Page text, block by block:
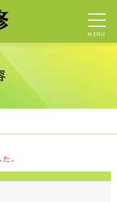
MENU
。